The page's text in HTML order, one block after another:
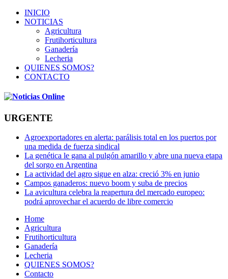
INICIO
NOTICIAS
Agricultura
Frutihorticultura
Ganadería
Lecheria
QUIENES SOMOS?
CONTACTO
URGENTE
Agroexportadores en alerta: parálisis total en los puertos por
una medida de fuerza sindical
La genética le gana al pulgón amarillo y abre una nueva etapa
del sorgo en Argentina
La actividad del agro sigue en alza: creció 3% en junio
Campos ganaderos: nuevo boom y suba de precios
La avicultura celebra la reapertura del mercado europeo:
podrá aprovechar el acuerdo de libre comercio
Home
Agricultura
Frutihorticultura
Ganadería
Lecheria
QUIENES SOMOS?
Contacto